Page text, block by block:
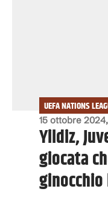
15 ottobre 2024,
UEFA NATIONS
Yildiz,
giocata
ginocchio